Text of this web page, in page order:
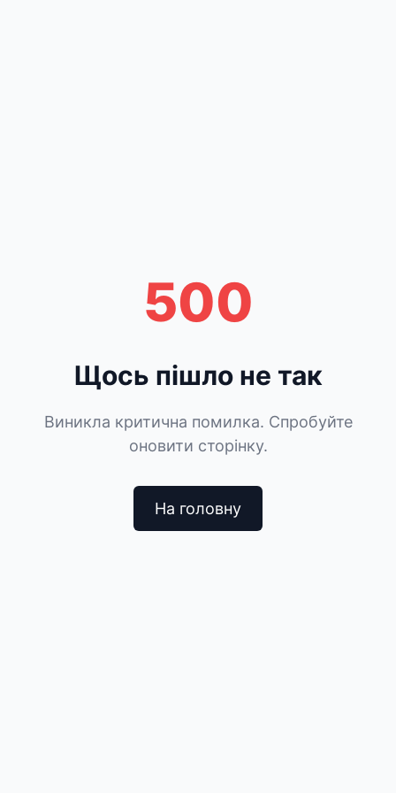
500
Щось пішло не так
Виникла критична помилка. Спробуйте
оновити сторінку.
На головну